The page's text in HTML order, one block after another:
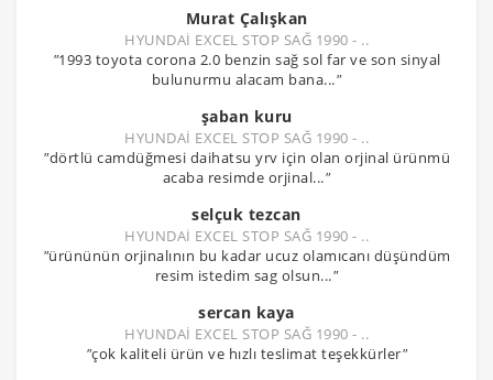
Murat Çalışkan
HYUNDAİ EXCEL STOP SAĞ 1990 - ..
"1993 toyota corona 2.0 benzin sağ sol far ve son sinyal
bulunurmu alacam bana..."
şaban kuru
HYUNDAİ EXCEL STOP SAĞ 1990 - ..
"dörtlü camdüğmesi daihatsu yrv için olan orjinal ürünmü
acaba resimde orjinal..."
selçuk tezcan
HYUNDAİ EXCEL STOP SAĞ 1990 - ..
"ürününün orjinalının bu kadar ucuz olamıcanı düşündüm
resim istedim sag olsun..."
sercan kaya
HYUNDAİ EXCEL STOP SAĞ 1990 - ..
"çok kaliteli ürün ve hızlı teslimat teşekkürler"